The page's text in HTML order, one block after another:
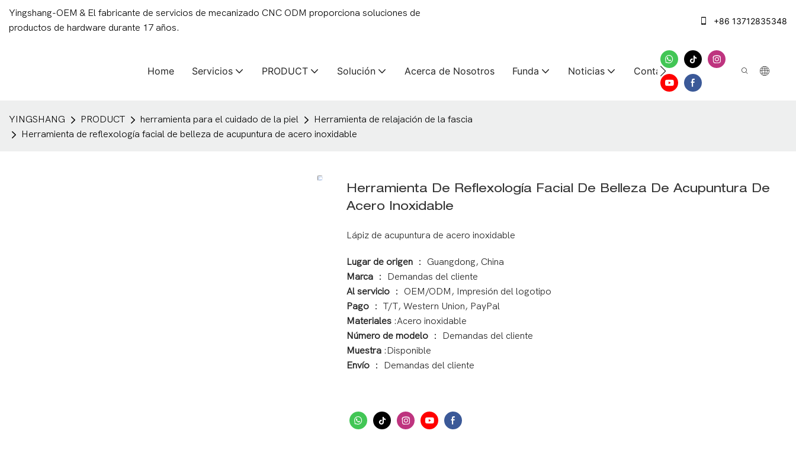
Yingshang-OEM & El fabricante de servicios de mecanizado CNC ODM proporciona soluciones de
productos de hardware durante 17 años.
+86 13712835348
Home Servicios PRODUCT Solución Acerca de Nosotros Funda Noticias Contáctenos
YINGSHANG PRODUCT herramienta para el cuidado de la piel
Herramienta de relajación de la fascia
Herramienta de reflexología facial de belleza de acupuntura de acero inoxidable
Herramienta De Reflexología Facial De Belleza De Acupuntura De
Acero Inoxidable
Lápiz de acupuntura de acero inoxidable
Lugar de origen
： Guangdong, China
Marca
： Demandas del cliente
Al servicio
： OEM/ODM, Impresión del logotipo
Pago
： T/T, Western Union, PayPal
Materiales :Acero inoxidable
Número de modelo
： Demandas del cliente
Muestra :Disponible
Envío
： Demandas del cliente